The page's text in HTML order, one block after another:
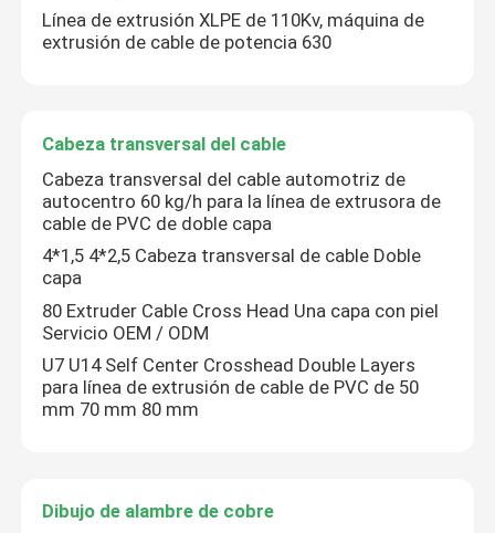
Línea de extrusión XLPE de 110Kv, máquina de
extrusión de cable de potencia 630
Cabeza transversal del cable
Cabeza transversal del cable automotriz de
autocentro 60 kg/h para la línea de extrusora de
cable de PVC de doble capa
4*1,5 4*2,5 Cabeza transversal de cable Doble
capa
80 Extruder Cable Cross Head Una capa con piel
Servicio OEM / ODM
U7 U14 Self Center Crosshead Double Layers
para línea de extrusión de cable de PVC de 50
mm 70 mm 80 mm
Dibujo de alambre de cobre